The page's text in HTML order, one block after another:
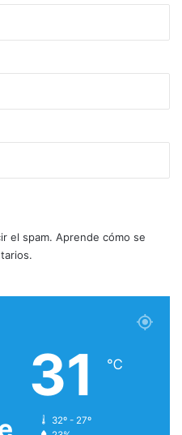
el spam. Aprende cómo se
31 ℃
32º - 27º